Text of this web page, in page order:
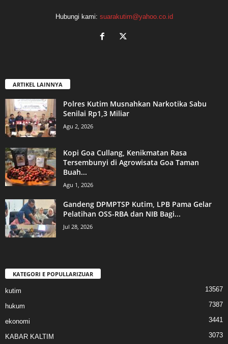
Hubungi kami: suarakutim@yahoo.co.id
ARTIKEL LAINNYA
Polres Kutim Musnahkan Narkotika Sabu
Senilai Rp1,3 Miliar
Agu 2, 2026
Kopi Goa Cullang, Kenikmatan Rasa
Tersembunyi di Agrowisata Goa Taman
Buah...
Agu 1, 2026
Gandeng DPMPTSP Kutim, LPB Pama Gelar
Pelatihan OSS-RBA dan NIB Bagi...
Jul 28, 2026
KATEGORI E POPULLARIZUAR
kutim 13567
hukum 7387
ekonomi 3441
KABAR KALTIM 3073